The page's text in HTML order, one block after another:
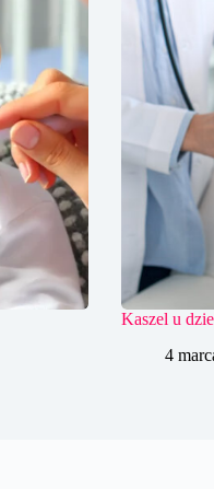
Kaszel u
4